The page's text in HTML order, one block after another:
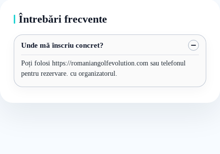
Întrebări frecvente
Unde mă înscriu concret?
Poți folosi https://romaniangolfevolution.com sau telefonul
pentru rezervare. cu organizatorul.